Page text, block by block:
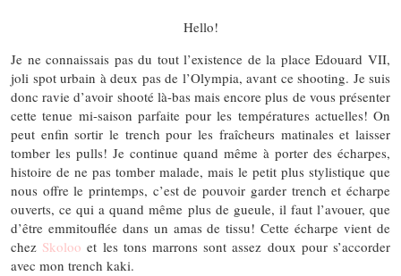
Hello!
Je ne connaissais pas du tout l’existence de la place Edouard VII,
joli spot urbain à deux pas de l’Olympia, avant ce shooting. Je suis
donc ravie d’avoir shooté là-bas mais encore plus de vous présenter
cette tenue mi-saison parfaite pour les températures actuelles! On
peut enfin sortir le trench pour les fraîcheurs matinales et laisser
tomber les pulls! Je continue quand même à porter des écharpes,
histoire de ne pas tomber malade, mais le petit plus stylistique que
nous offre le printemps, c’est de pouvoir garder trench et écharpe
ouverts, ce qui a quand même plus de gueule, il faut l’avouer, que
d’être emmitouflée dans un amas de tissu! Cette écharpe vient de
chez Skoloo et les tons marrons sont assez doux pour s’accorder
avec mon trench kaki.